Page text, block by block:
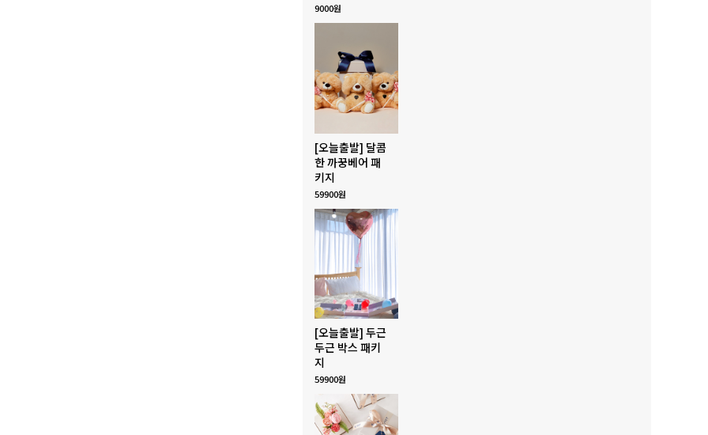
9000원
[오늘출발] 달콤
한 까꿍베어 패
키지
59900원
[오늘출발] 두근
두근 박스 패키
지
59900원